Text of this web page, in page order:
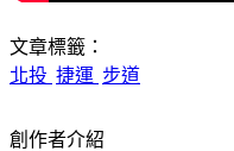
文章標籤：
北投 捷運 步道
創作者介紹